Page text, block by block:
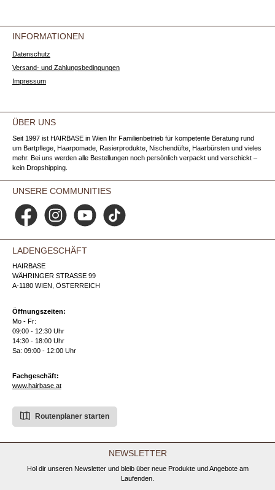
INFORMATIONEN
Datenschutz
Versand- und Zahlungsbedingungen
Impressum
ÜBER UNS
Seit 1997 ist HAIRBASE in Wien Ihr Familienbetrieb für kompetente Beratung rund
um Bartpflege, Haarpomade, Rasierprodukte, Nischendüfte, Haarbürsten und vieles
mehr. Bei uns werden alle Bestellungen noch persönlich verpackt und verschickt –
kein Dropshipping.
UNSERE COMMUNITIES
Facebook Instagram YouTube TikTok
LADENGESCHÄFT
HAIRBASE
WÄHRINGER STRASSE 99
A-1180 WIEN, ÖSTERREICH
Öffnungszeiten:
Mo - Fr:
09:00 - 12:30 Uhr
14:30 - 18:00 Uhr
Sa: 09:00 - 12:00 Uhr
Fachgeschäft:
www.hairbase.at
Routenplaner starten
NEWSLETTER
Hol dir unseren Newsletter und bleib über neue Produkte und Angebote am
Laufenden.